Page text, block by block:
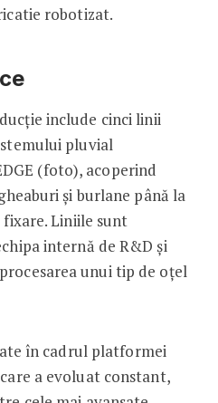
robotizat.
include cinci linii
pluvial
(foto), acoperind
și burlane până la
fixare. Liniile sunt
internă de R&D și
unui tip de oțel
în cadrul platformei
a evoluat constant,